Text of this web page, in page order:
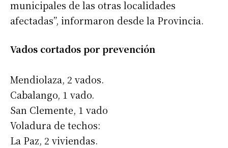
municipales de las otras localidades
afectadas”, informaron desde la Provincia.
Vados cortados por prevención
Mendiolaza, 2 vados.
Cabalango, 1 vado.
San Clemente, 1 vado
Voladura de techos:
La Paz, 2 viviendas.